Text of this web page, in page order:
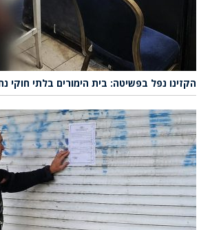
הקזינו נפל בפשיטה: בית הימורים בלתי חוקי